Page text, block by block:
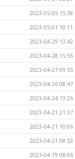
2023-05-05 15:38
2023-05-01 10:11
2023-04-29 13:42
2023-04-28 15:55
2023-04-27 09:55
2023-04-26 08:47
2023-04-24 13:26
2023-04-21 21:37
2023-04-21 10:06
2023-04-21 08:53
2023-04-19 08:06